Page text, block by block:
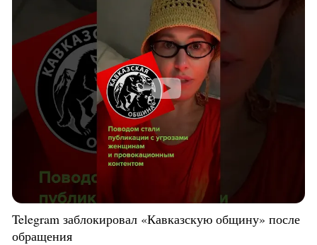
Telegram заблокировал «Кавказскую общину» после
обращения